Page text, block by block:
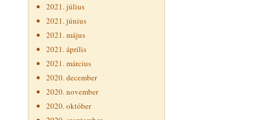
2021. július
2021. június
2021. május
2021. április
2021. március
2020. december
2020. november
2020. október